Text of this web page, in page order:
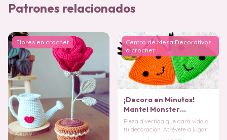
Patrones relacionados
Flores en crochet
Centro de Mesa Decorativos
a crochet
¡Decora en Minutos!
Mantel Monster
Halloween en Crochet
Pieza divertida que dará vida a
tu decoración. Atrévete a jugar